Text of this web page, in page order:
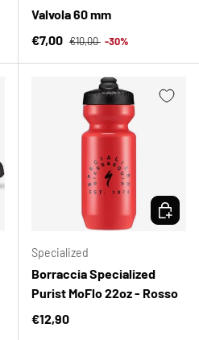
Valvola 60 mm
Prezzo di vendita
€7,00 Prezzo normale
€10,00 -30%
OPZIONI
Specialized
Borraccia Specialized
Purist MoFlo 22oz - Rosso
Prezzo normale
€12,90
SCEGLI